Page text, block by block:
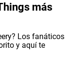
Sites, es una
a Better Collective.
más
Los fanáticos
y aquí te